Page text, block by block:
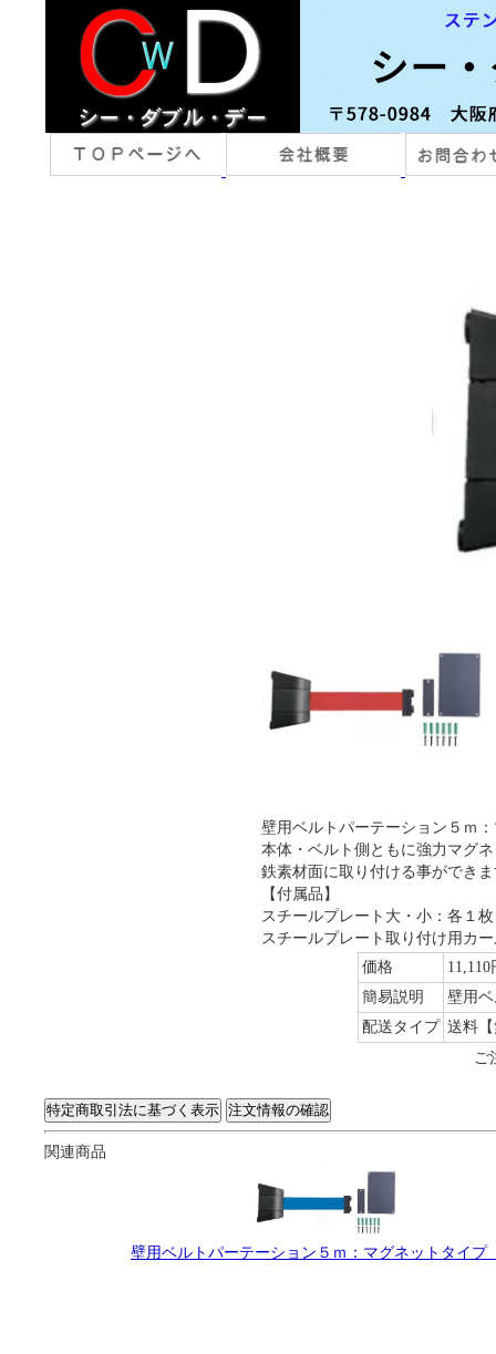
壁用ベルトパーテーション５ｍ
本体・ベルト側ともに強力マグ
鉄素材面に取り付ける事ができ
【付属品】
スチールプレート大・小：各１枚
スチールプレート取り付け用カ
価格
11,110
簡易説明
壁用
配送タイプ 送料
ご
関連商品
壁用ベルトパーテーション５ｍ：マグネットタイ